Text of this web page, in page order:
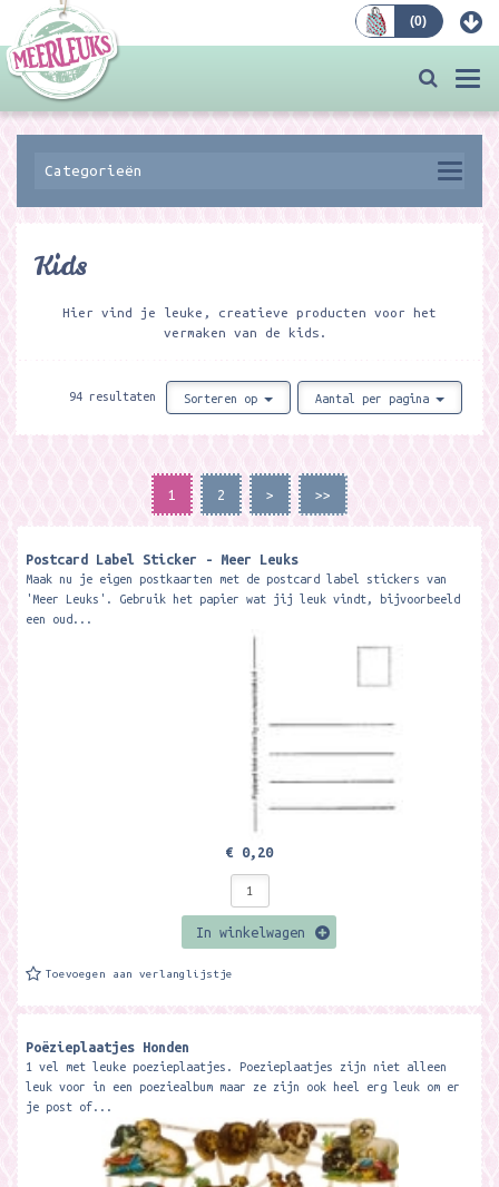
(0)
Categorieën
Kids
Hier vind je leuke, creatieve producten voor het
vermaken van de kids.
94 resultaten Sorteren op Aantal per pagina
1 2 > >>
Postcard Label Sticker - Meer Leuks
Maak nu je eigen postkaarten met de postcard label stickers van
'Meer Leuks'. Gebruik het papier wat jij leuk vindt, bijvoorbeeld
een oud...
€ 0,20
In winkelwagen
Toevoegen aan verlanglijstje
Poëzieplaatjes Honden
1 vel met leuke poezieplaatjes. Poezieplaatjes zijn niet alleen
leuk voor in een poeziealbum maar ze zijn ook heel erg leuk om er
je post of...